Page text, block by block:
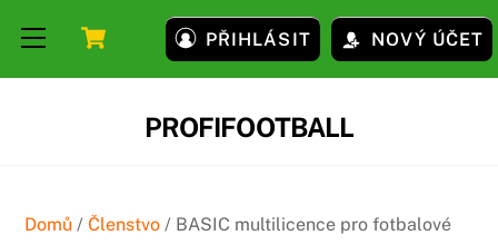
PŘIHLÁSIT NOVÝ ÚČET
Menu Cart
PROFIFOOTBALL
Domů /Členstvo / BASIC multilicence pro fotbalové